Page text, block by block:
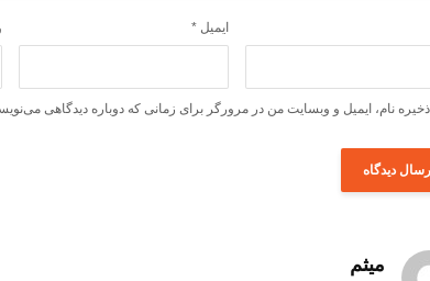
ایمیل *
ذخیره نام، ایمیل و وبسایت من در مرورگر برای زمانی که دوباره دیدگاهی
میثم